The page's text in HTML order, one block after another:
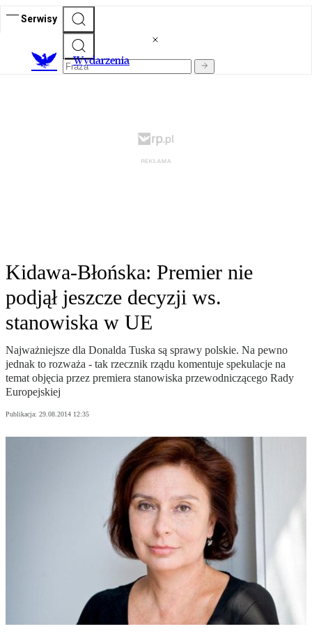
Serwisy
Wydarzenia
Kidawa-Błońska: Premier nie
podjął jeszcze decyzji ws.
stanowiska w UE
Najważniejsze dla Donalda Tuska są sprawy polskie. Na pewno
jednak to rozważa - tak rzecznik rządu komentuje spekulacje na
temat objęcia przez premiera stanowiska przewodniczącego Rady
Europejskiej
Publikacja: 29.08.2014 12:35